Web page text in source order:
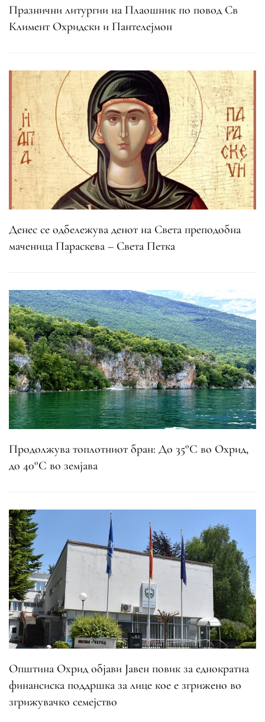
Празнични литургии на Плаошник по повод Св
Климент Охридски и Пантелејмон
Денес се одбележува денот на Света преподобна
маченица Параскева – Света Петка
Продолжува топлотниот бран: До 35°C во Охрид,
до 40°C во земјава
Општина Охрид објави Јавен повик за еднократна
финансиска поддршка за лице кое е згрижено во
згрижувачко семејство